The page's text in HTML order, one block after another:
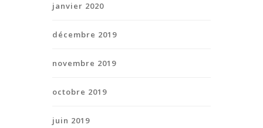
janvier 2020
décembre 2019
novembre 2019
octobre 2019
juin 2019